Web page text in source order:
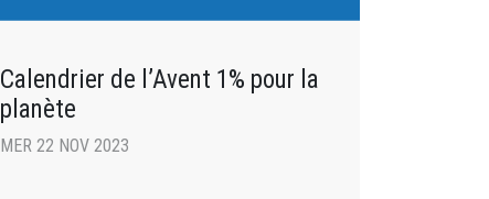
Calendrier de l’Avent 1% pour la
planète
MER 22 NOV 2023